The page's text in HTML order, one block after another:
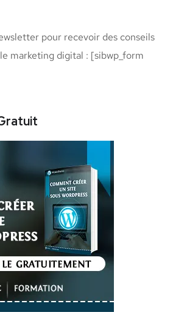
pour recevoir des conseils
marketing digital : [sibwp_form